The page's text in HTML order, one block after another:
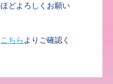
どよろしくお願い
こちら よりご確認く